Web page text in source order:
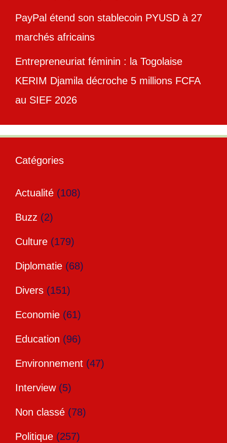
PayPal étend son stablecoin PYUSD à 27
marchés africains
Entrepreneuriat féminin : la Togolaise
KERIM Djamila décroche 5 millions FCFA
au SIEF 2026
Catégories
Actualité (108)
Buzz (2)
Culture (179)
Diplomatie (68)
Divers (151)
Economie (61)
Education (96)
Environnement (47)
Interview(5)
Non classé (78)
Politique (257)